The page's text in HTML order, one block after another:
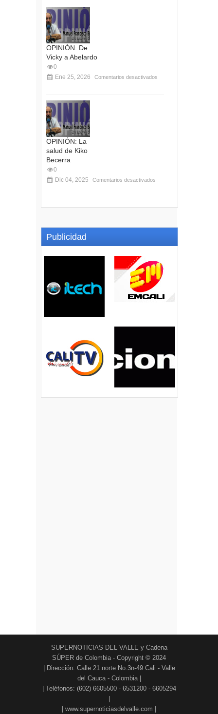
OPINIÓN: De
Vicky a Abelardo
0
Ene 25, 2026
Comentarios desactivados
OPINIÓN: La
salud de Kiko
Becerra
0
Dic 04, 2025
Comentarios desactivados
Publicidad
SUPERNOTICIAS DEL VALLE y Cadena
SÚPER de Colombia - Copyright © 2024
| Dirección: Calle 21 norte No.3n-49 Cali - Valle
del Cauca - Colombia |
| Teléfonos: (602) 6605500 - 6531200 - 6605294
| www.supernoticiasdelvalle.com |